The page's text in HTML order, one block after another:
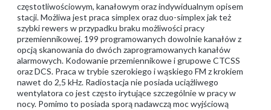
częstotliwościowym, kanałowym oraz indywidualnym opisem
stacji. Możliwa jest praca simplex oraz duo-simplex jak też
szybki rewers w przypadku braku możliwości pracy
przemiennikowej. 199 programowanych dowolnie kanałów z
opcją skanowania do dwóch zaprogramowanych kanałów
alarmowych. Kodowanie przemiennikowe i grupowe CTCSS
oraz DCS. Praca w trybie szerokiego i wąskiego FM z krokiem
nawet do 2,5 kHz. Radiostacja nie posiada uciążliwego
wentylatora co jest często irytujące szczególnie w pracy w
nocy. Pomimo to posiada sporą nadawczą moc wyjściową